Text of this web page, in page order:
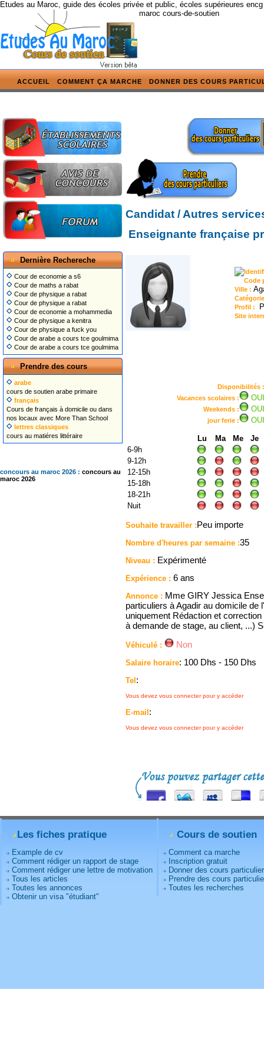
Etudes au Maroc, guide des écoles privée et public, écoles supérieures
maroc cours-de-soutien
ACCUEIL COMMENT ÇA MARCHE DONNER DES COURS
Dernière Rechereche
Cour de economie a s6
Cour de maths a rabat
Cour de physique a rabat
Cour de physique a rabat
Cour de economie a mohammedia
Cour de physique a kenitra
Cour de physique a fuck you
Cour de arabe a cours tce goulmima
Cour de arabe a cours tce goulmima
Prendre des cours
arabe
cours de soutien arabe primaire
français
Cours de français à domicile ou dans
nos locaux avec More Than School
lettres classiques
cours au matiéres littéraire
concours au maroc 2026 : concours au
maroc 2026
Candidat / Autres
Enseignante française
Code
Ville :
Profil :
Site
Disponibilités :
Vacances scolaires :
OUI
Weekends : OUI
jour ferie : OUI
Lu Ma Me
Je
6-9h
9-12h
12-15h
15-18h
18-21h
Nuit
Souhaite travailler :Peu importe
Nombre d'heures par semaine :35
Niveau : Expérimenté
Expérience : 6 ans
Annonce : Mme GIRY Jessica
particuliers à Agadir au domicile de
uniquement Rédaction et
à demande de stage, au client, ...)
Véhiculé : Non
Salaire horaire: 100 Dhs - 150 Dhs
Tel :
Vous devez vous connecter pour y accèder
E-mail :
Vous devez vous connecter pour y accèder
Les fiches pratique
Example de cv
Comment rédiger un rapport de stage
Comment rédiger une lettre de motivation
Tous les articles
Toutes les annonces
Obtenir un visa "étudiant"
Cours de soutien
Comment ca marche
Inscription gratuit
Donner des cours
Prendre des cours
Toutes les recherches